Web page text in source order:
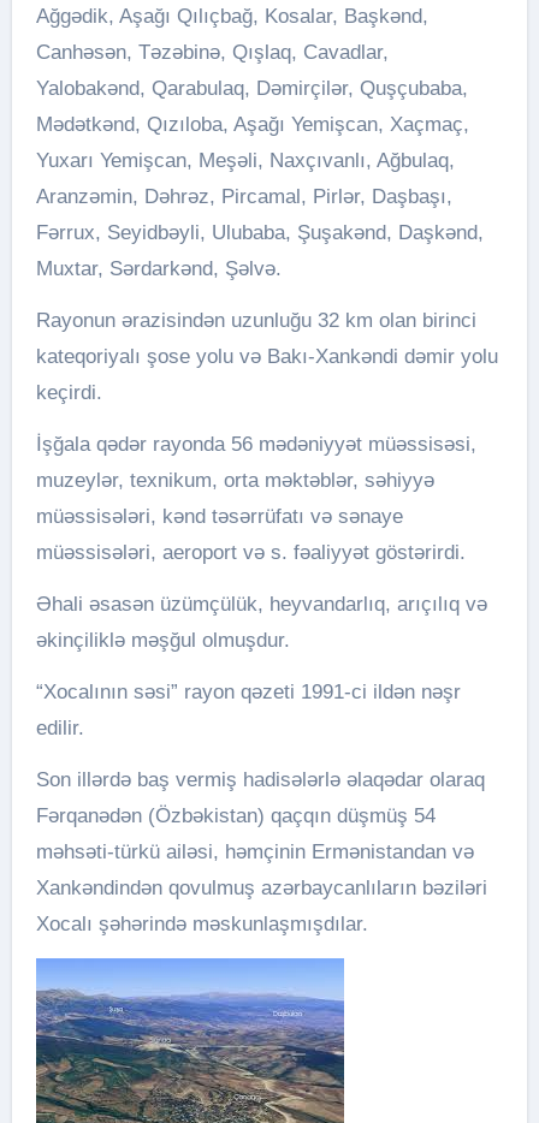
Ağgədik, Aşağı Qılıçbağ, Kosalar, Başkənd,
Canhəsən, Təzəbinə, Qışlaq, Cavadlar,
Yalobakənd, Qarabulaq, Dəmirçilər, Quşçubaba,
Mədətkənd, Qızıloba, Aşağı Yemişcan, Xaçmaç,
Yuxarı Yemişcan, Meşəli, Naxçıvanlı, Ağbulaq,
Aranzəmin, Dəhrəz, Pircamal, Pirlər, Daşbaşı,
Fərrux, Seyidbəyli, Ulubaba, Şuşakənd, Daşkənd,
Muxtar, Sərdarkənd, Şəlvə.
Rayonun ərazisindən uzunluğu 32 km olan birinci
kateqoriyalı şose yolu və Bakı-Xankəndi dəmir yolu
keçirdi.
İşğala qədər rayonda 56 mədəniyyət müəssisəsi,
muzeylər, texnikum, orta məktəblər, səhiyyə
müəssisələri, kənd təsərrüfatı və sənaye
müəssisələri, aeroport və s. fəaliyyət göstərirdi.
Əhali əsasən üzümçülük, heyvandarlıq, arıçılıq və
əkinçiliklə məşğul olmuşdur.
“Xocalının səsi” rayon qəzeti 1991-ci ildən nəşr
edilir.
Son illərdə baş vermiş hadisələrlə əlaqədar olaraq
Fərqanədən (Özbəkistan) qaçqın düşmüş 54
məhsəti-türkü ailəsi, həmçinin Ermənistandan və
Xankəndindən qovulmuş azərbaycanlıların bəziləri
Xocalı şəhərində məskunlaşmışdılar.